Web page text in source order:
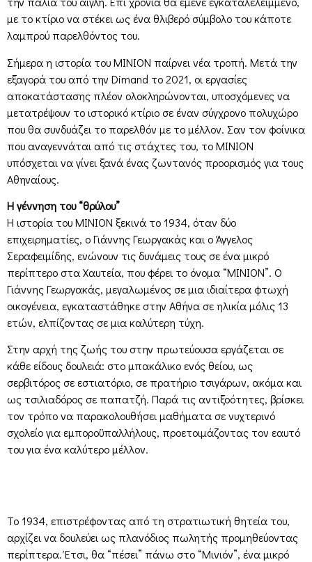
με το κτίριο να στέκει ως ένα θλιβερό σύμβολο του κάποτε
λαμπρού παρελθόντος του.
Σήμερα η ιστορία του ΜΙΝΙΟΝ παίρνει νέα τροπή. Μετά την
εξαγορά του από την Dimand το 2021, οι εργασίες
αποκατάστασης πλέον ολοκληρώνονται, υποσχόμενες να
μετατρέψουν το ιστορικό κτίριο σε έναν σύγχρονο πολυχώρο
που θα συνδυάζει το παρελθόν με το μέλλον. Σαν τον φοίνικα
που αναγεννάται από τις στάχτες του, το ΜΙΝΙΟΝ
υπόσχεται να γίνει ξανά ένας ζωντανός προορισμός για τους
Αθηναίους.
Η γέννηση του “θρύλου”
Η ιστορία του ΜΙΝΙΟΝ ξεκινά το 1934, όταν δύο
επιχειρηματίες, ο Γιάννης Γεωργακάς και ο Άγγελος
Σεραφειμίδης, ενώνουν τις δυνάμεις τους σε ένα μικρό
περίπτερο στα Χαυτεία, που φέρει το όνομα “ΜΙΝΙΟΝ”. Ο
Γιάννης Γεωργακάς, μεγαλωμένος σε μια ιδιαίτερα φτωχή
οικογένεια, εγκαταστάθηκε στην Αθήνα σε ηλικία μόλις 13
ετών, ελπίζοντας σε μια καλύτερη τύχη.
Στην αρχή της ζωής του στην πρωτεύουσα εργάζεται σε
κάθε είδους δουλειά: στο μπακάλικο ενός θείου, ως
σερβιτόρος σε εστιατόριο, σε πρατήριο τσιγάρων, ακόμα και
ως τσιλιαδόρος σε παπατζή. Παρά τις αντιξοότητες, βρίσκει
τον τρόπο να παρακολουθήσει μαθήματα σε νυχτερινό
σχολείο για εμποροϋπαλλήλους, προετοιμάζοντας τον εαυτό
του για ένα καλύτερο μέλλον.
Το 1934, επιστρέφοντας από τη στρατιωτική θητεία του,
αρχίζει να δουλεύει ως πλανόδιος πωλητής προμηθεύοντας
περίπτερα. Έτσι, θα “πέσει” πάνω στο “Μινιόν”, ένα μικρό